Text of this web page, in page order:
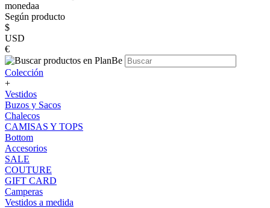
monedaa
Según producto
$
USD
€
Colección
+
Vestidos
Buzos y Sacos
Chalecos
CAMISAS Y TOPS
Bottom
Accesorios
SALE
COUTURE
GIFT CARD
Camperas
Vestidos a medida